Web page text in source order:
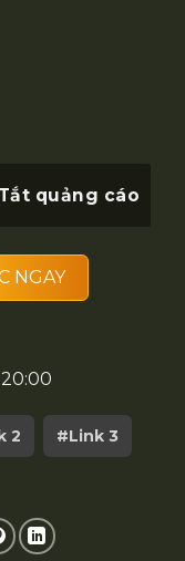
Tắt quảng cáo
NGAY
20:00
2 #Link 3